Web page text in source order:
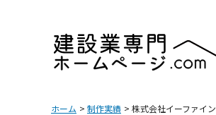
ホーム 制作実績 株式会社イーファイン